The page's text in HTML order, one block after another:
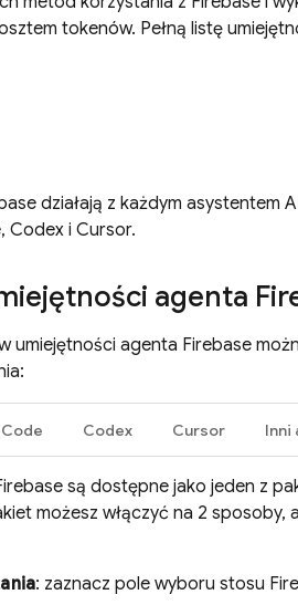
tokenów. Pełną listę
działają z każdym asystentem
Codex i Cursor.
agenta
umiejętności agenta Firebase
Codex Cursor Inni
są dostępne jako jeden z
możesz włączyć na 2
: zaznacz pole wyboru stosu